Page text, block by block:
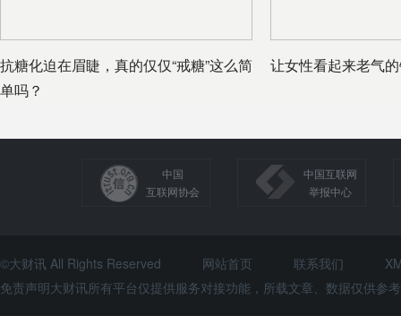
抗糖化迫在眉睫，真的仅仅“戒糖”这么简
单吗？
让女性看起来老气
中国
互联网协会
中国互联网
举报中心
©大财讯 All Rights Reserved 网站首页 联系我们
免责声明大财讯所有平台仅提供服务对接功能，所载文章、数据仅供